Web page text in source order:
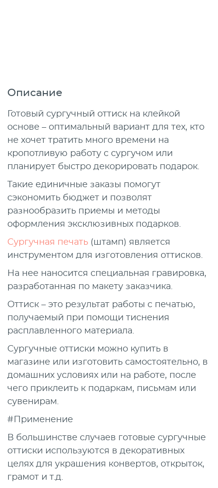
Описание
Готовый сургучный оттиск на клейкой
основе – оптимальный вариант для тех, кто
не хочет тратить много времени на
кропотливую работу с сургучом или
планирует быстро декорировать подарок.
Такие единичные заказы помогут
сэкономить бюджет и позволят
разнообразить приемы и методы
оформления эксклюзивных подарков.
Сургучная печать (штамп) является
инструментом для изготовления оттисков.
На нее наносится специальная гравировка,
разработанная по макету заказчика.
Оттиск – это результат работы с печатью,
получаемый при помощи тиснения
расплавленного материала.
Сургучные оттиски можно купить в
магазине или изготовить самостоятельно, в
домашних условиях или на работе, после
чего приклеить к подаркам, письмам или
сувенирам.
#Применение
В большинстве случаев готовые сургучные
оттиски используются в декоративных
целях для украшения конвертов, открыток,
грамот и т.д.